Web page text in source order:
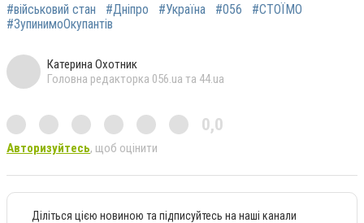
#військовий стан #Дніпро #Україна #056
#СТОЇМО
#ЗупинимоОкупантів
Катерина Охотник
Головна редакторка 056.ua та 44.ua
0,0
Авторизуйтесь, щоб оцінити
Діліться цією новиною та підписуйтесь на наші канали